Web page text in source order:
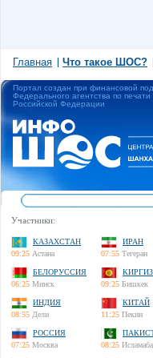
Главная Что такое ШОС?
Портал создан при финансовой
Федерального агентства по
Российской Федерации
Участники:
КАЗАХСТАН
09:25 Астана
ИРАН
07:55 Тегеран
БЕЛОРУССИЯ
06:25 Минск
09:25 Бишкек
ИНДИЯ
08:55 Дели
КИТАЙ
11:25 Пекин
РОССИЯ
07:25 Москва
08:25